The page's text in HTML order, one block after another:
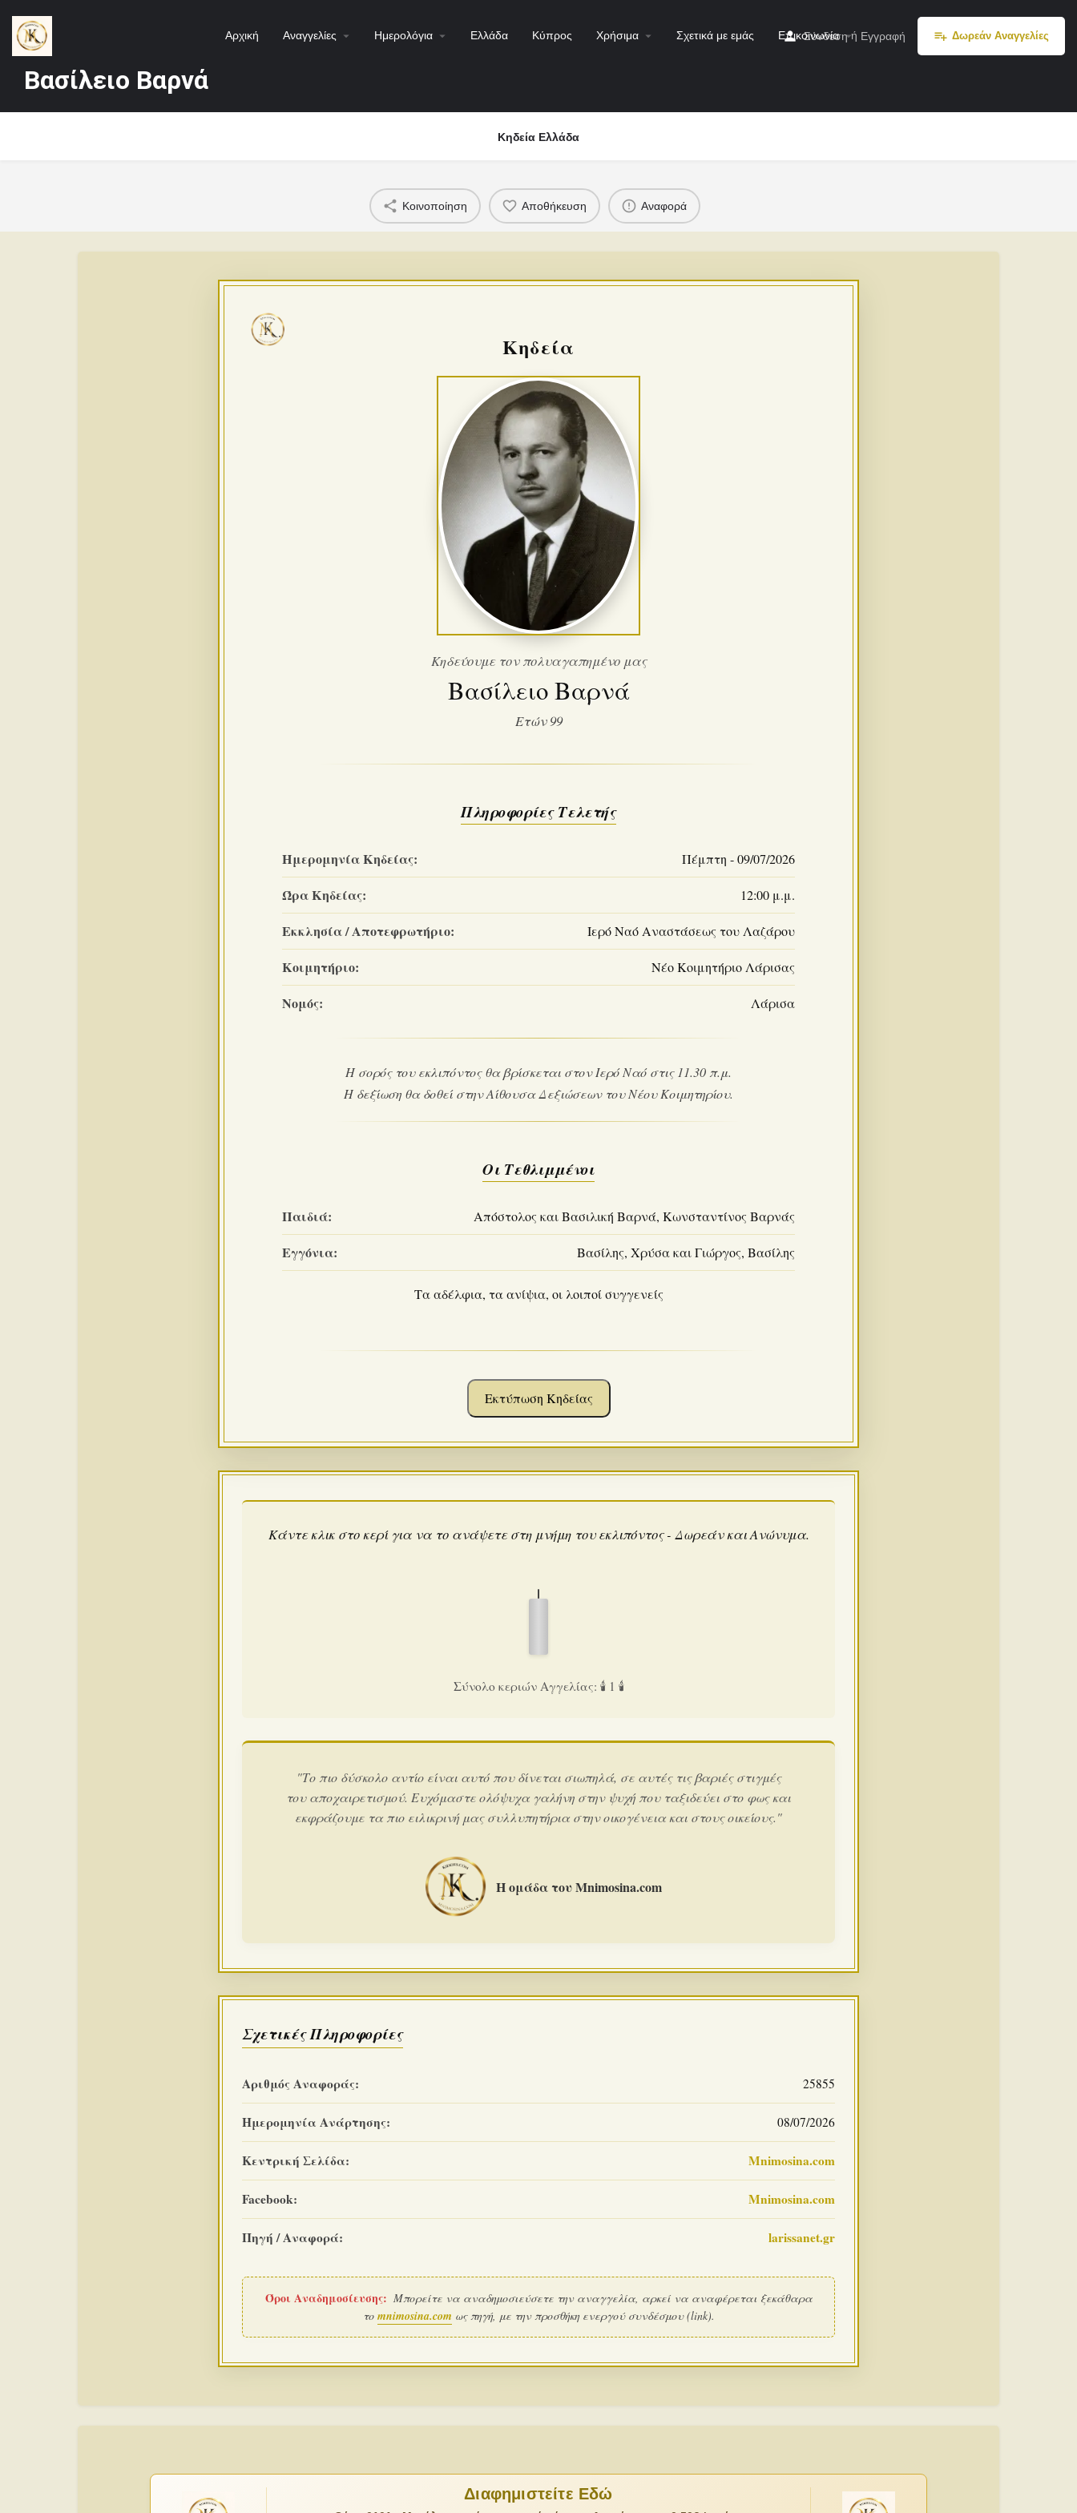
Αρχική Αναγγελίες Ημερολόγια Ελλάδα Κύπρος Χρήσιμα Σχετικά με εμάς Επικοινωνία
Σύνδεση ή Εγγραφή Δωρεάν Αναγγελίες
Βασίλειο Βαρνά
Κηδεία Ελλάδα
Κοινοποίηση Αποθήκευση Αναφορά
Κηδεία
Κηδεύουμε τον πολυαγαπημένο μας
Βασίλειο Βαρνά
Ετών 99
Πληροφορίες Τελετής
Ημερομηνία Κηδείας: Πέμπτη - 09/07/2026
Ώρα Κηδείας: 12:00 μ.μ.
Εκκλησία / Αποτεφρωτήριο: Ιερό Ναό Αναστάσεως του Λαζάρου
Κοιμητήριο: Νέο Κοιμητήριο Λάρισας
Νομός: Λάρισα
Η σορός του εκλιπόντος θα βρίσκεται στον Ιερό Ναό στις 11.30 π.μ.
Η δεξίωση θα δοθεί στην Αίθουσα Δεξιώσεων του Νέου Κοιμητηρίου.
Οι Τεθλιμμένοι
Παιδιά: Απόστολος και Βασιλική Βαρνά, Κωνσταντίνος Βαρνάς
Εγγόνια: Βασίλης, Χρύσα και Γιώργος, Βασίλης
Τα αδέλφια, τα ανίψια, οι λοιποί συγγενείς
Εκτύπωση Κηδείας
Κάντε κλικ στο κερί για να το ανάψετε στη μνήμη του εκλιπόντος - Δωρεάν και Ανώνυμα.
Σύνολο κεριών Αγγελίας: 🕯️ 1 🕯️
"Το πιο δύσκολο αντίο είναι αυτό που δίνεται σιωπηλά, σε αυτές τις βαριές στιγμές
του αποχαιρετισμού. Ευχόμαστε ολόψυχα γαλήνη στην ψυχή που ταξιδεύει στο φως και
εκφράζουμε τα πιο ειλικρινή μας συλλυπητήρια στην οικογένεια και στους οικείους."
Η ομάδα του Mnimosina.com
Σχετικές Πληροφορίες
Αριθμός Αναφοράς: 25855
Ημερομηνία Ανάρτησης: 08/07/2026
Κεντρική Σελίδα: Mnimosina.com
Facebook: Mnimosina.com
Πηγή / Αναφορά: larissanet.gr
Όροι Αναδημοσίευσης: Μπορείτε να αναδημοσιεύσετε την αναγγελία, αρκεί να αναφέρεται ξεκάθαρα
το mnimosina.com ως πηγή, με την προσθήκη ενεργού συνδέσμου (link).
Διαφημιστείτε Εδώ